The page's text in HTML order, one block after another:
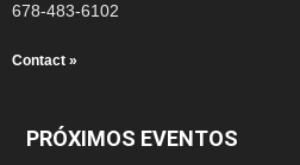
678-483-6102
Contact »
PRÓXIMOS EVENTOS